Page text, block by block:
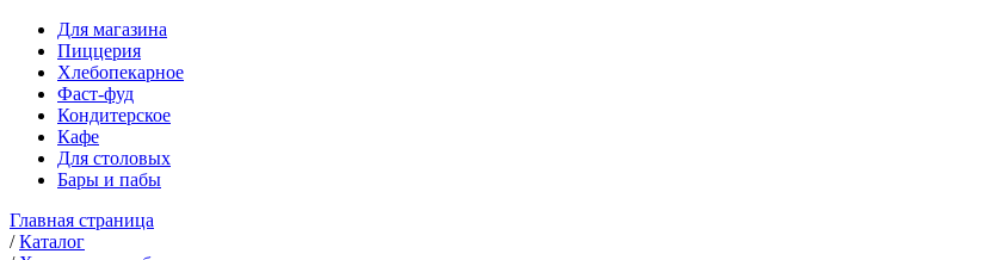
Для магазина
Пиццерия
Хлебопекарное
Фаст-фуд
Кондитерское
Кафе
Для столовых
Бары и пабы
Главная страница
/Каталог